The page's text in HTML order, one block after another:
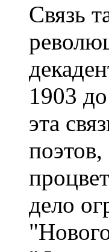
Связь
1903
эта
дело